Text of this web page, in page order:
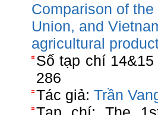
Comparison of
Union, and
agricultural
Số tạp chí 14&15
286
Tác giả: Trần